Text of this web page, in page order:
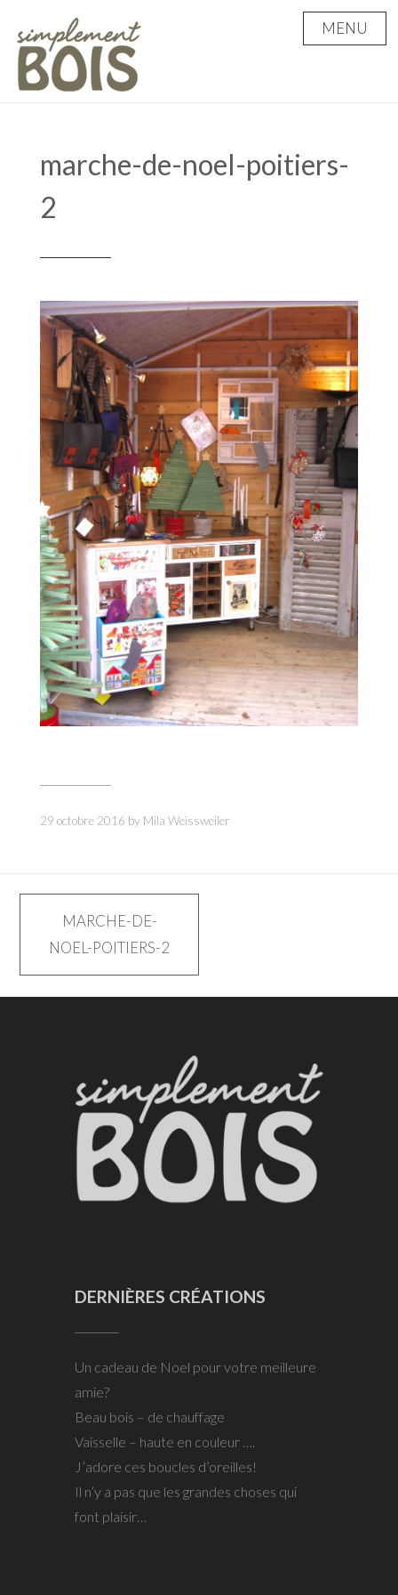
content
MENU
marche-de-noel-poitiers-
2
29 octobre 2016 by Mila Weissweiler
Navigation
l’article
MARCHE-DE-
NOEL-POITIERS-2
DERNIÈRES CRÉATIONS
Un cadeau de Noel pour votre meilleure
amie?
Beau bois – de chauffage
Vaisselle – haute en couleur ….
J’adore ces boucles d’oreilles!
Il n’y a pas que les grandes choses qui
font plaisir…